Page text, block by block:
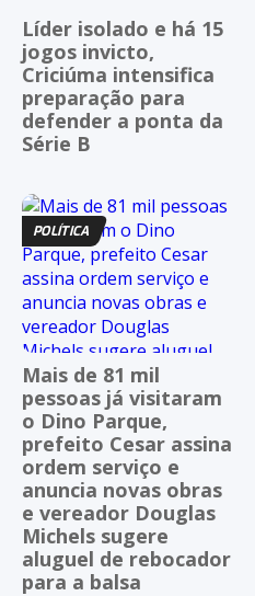
Líder isolado e há 15
jogos invicto,
Criciúma intensifica
preparação para
defender a ponta da
Série B
POLÍTICA
Mais de 81 mil
pessoas já visitaram
o Dino Parque,
prefeito Cesar assina
ordem serviço e
anuncia novas obras
e vereador Douglas
Michels sugere
aluguel de rebocador
para a balsa